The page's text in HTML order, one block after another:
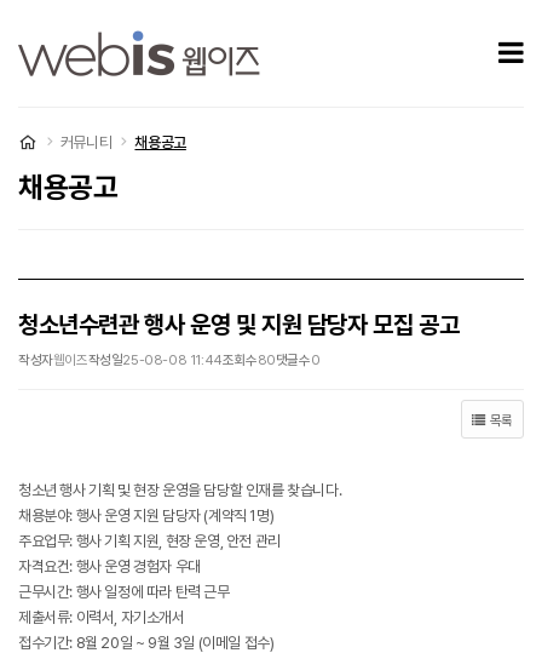
처음으로
커뮤니티 채용공고
채용공고
청소년수련관 행사 운영 및 지원 담당자 모집 공고
작성자웹이즈작성일25-08-08 11:44조회수80댓글수0
목록
청소년 행사 기획 및 현장 운영을 담당할 인재를 찾습니다.
채용분야: 행사 운영 지원 담당자 (계약직 1명)
주요업무: 행사 기획 지원, 현장 운영, 안전 관리
자격요건: 행사 운영 경험자 우대
근무시간: 행사 일정에 따라 탄력 근무
제출서류: 이력서, 자기소개서
접수기간: 8월 20일 ~ 9월 3일 (이메일 접수)